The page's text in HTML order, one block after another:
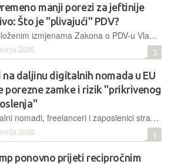
manji porezi za jeftinije
Što je "plivajući" PDV?
Predloženim izmjenama Zakona o PDV-u Vlada dobiva alat za brzo smanjenje porezne stope na gorivo s 25% na minimalno 15%, čime planira ublažiti energetske udare i zaštititi gospodarstvo i građane
2026. 3
na daljinu digitalnih nomada u EU
porezne zamke i rizik "prikrivenog
Digitalni nomadi, freelanceri i zaposlenici stranih kompanija danas mogu živjeti u jednoj zemlji, raditi za drugu, pritom slobodno se kretati unutar Europske unije. No, iza slike fleksibilnosti i rada s laptopom iz kafića na obali, krije se složen sustav poreznih pravila i rizika koji se često zanemaruju
2026. 1
ponovno prijeti recipročnim